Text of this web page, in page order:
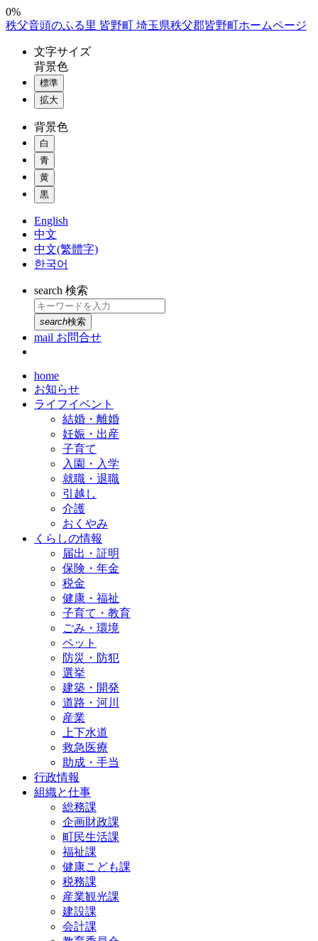
コ
ン
0%
秩父音頭のふる里 皆野町 埼玉県秩父郡皆野町ホームページ
文字サイズ
背景色
標準
拡大
背景色
白
青
黄
黒
English
中文
中文(繁體字)
한국어
search 検索
search検索
mail お問合せ
home
お知らせ
ライフイベント
結婚・離婚
妊娠・出産
子育て
入園・入学
就職・退職
引越し
介護
おくやみ
くらしの情報
届出・証明
保険・年金
税金
健康・福祉
子育て・教育
ごみ・環境
ペット
防災・防犯
選挙
建築・開発
道路・河川
産業
上下水道
救急医療
助成・手当
行政情報
組織と仕事
総務課
企画財政課
町民生活課
福祉課
健康こども課
税務課
産業観光課
建設課
会計課